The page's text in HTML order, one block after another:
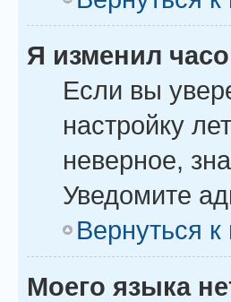
Я изменил
Если вы
настройку
неверное,
Уведомите
Вернуться к
Моего языка